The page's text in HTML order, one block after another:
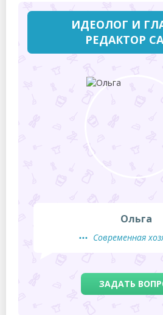
ИДЕОЛОГ И
РЕДАКТОР
Ольга
Современная
ЗАДАТЬ